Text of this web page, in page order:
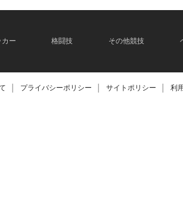
カー 格闘技 その他競技
プライバシーポリシー サイトポリシー 利